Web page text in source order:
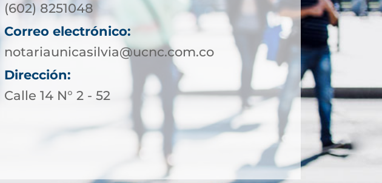
(602) 8251048
Correo electrónico:
notariaunicasilvia@ucnc.com.co
Dirección:
Calle 14 N° 2 - 52